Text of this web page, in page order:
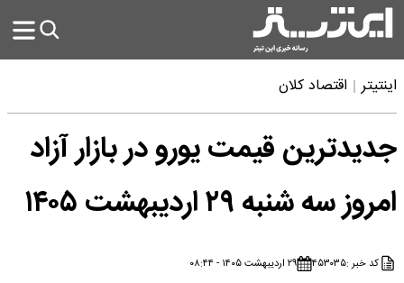
اینتیتر اقتصاد کلان
جدیدترین قیمت یورو در بازار آزاد
امروز سه شنبه ۲۹ اردیبهشت ۱۴۰۵
کد خبر :۴۵۳۰۳۵ ۲۹ اردیبهشت ۱۴۰۵ - ۰۸:۴۴